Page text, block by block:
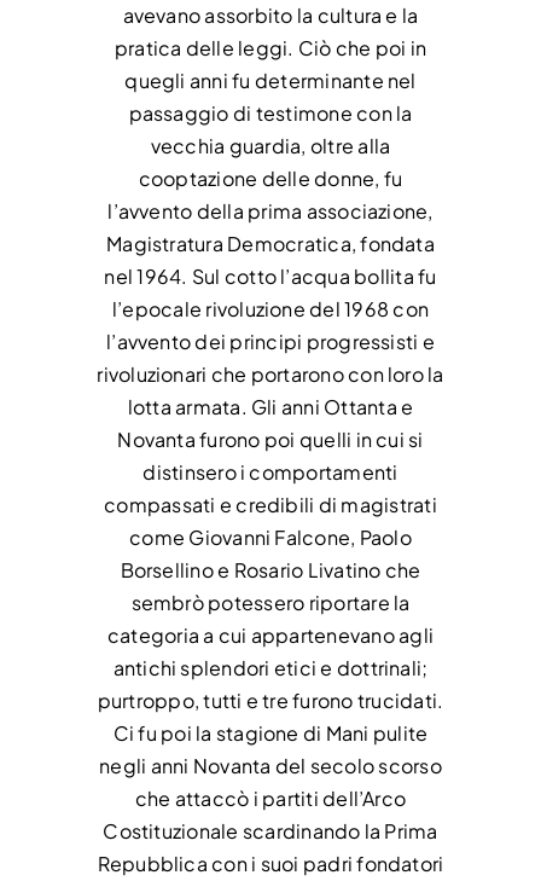
avevano assorbito la cultura e la
pratica delle leggi. Ciò che poi in
quegli anni fu determinante nel
passaggio di testimone con la
vecchia guardia, oltre alla
cooptazione delle donne, fu
l’avvento della prima associazione,
Magistratura Democratica, fondata
nel 1964. Sul cotto l’acqua bollita fu
l’epocale rivoluzione del 1968 con
l’avvento dei principi progressisti e
rivoluzionari che portarono con loro la
lotta armata. Gli anni Ottanta e
Novanta furono poi quelli in cui si
distinsero i comportamenti
compassati e credibili di magistrati
come Giovanni Falcone, Paolo
Borsellino e Rosario Livatino che
sembrò potessero riportare la
categoria a cui appartenevano agli
antichi splendori etici e dottrinali;
purtroppo, tutti e tre furono trucidati.
Ci fu poi la stagione di Mani pulite
negli anni Novanta del secolo scorso
che attaccò i partiti dell’Arco
Costituzionale scardinando la Prima
Repubblica con i suoi padri fondatori